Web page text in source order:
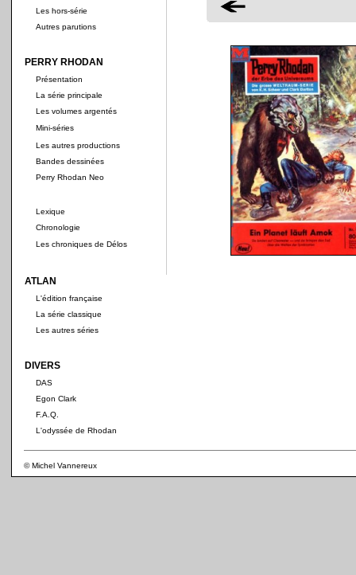
Les hors-série
Autres parutions
PERRY RHODAN
Présentation
La série principale
Les volumes argentés
Mini-séries
Les autres productions
Bandes dessinées
Perry Rhodan Neo
Lexique
Chronologie
Les chroniques de Délos
ATLAN
L'édition française
La série classique
Les autres séries
DIVERS
DAS
Egon Clark
F.A.Q.
L'odyssée de Rhodan
© Michel Vannereux